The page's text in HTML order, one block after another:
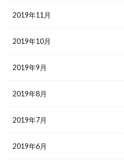
2019年11月
2019年10月
2019年9月
2019年8月
2019年7月
2019年6月